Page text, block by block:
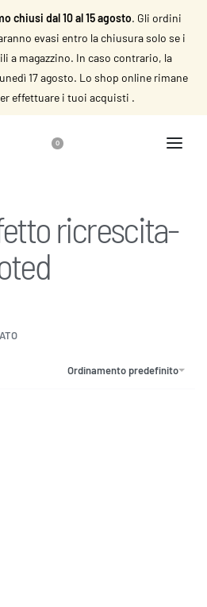
chiusi dal 10 al 15 agosto. Gli ordini
evasi entro la chiusura solo se i
a magazzino. In caso contrario, la
17 agosto. Lo shop online rimane
effettuare i tuoi acquisti .
0
ricrescita-
Ordinamento predefinito